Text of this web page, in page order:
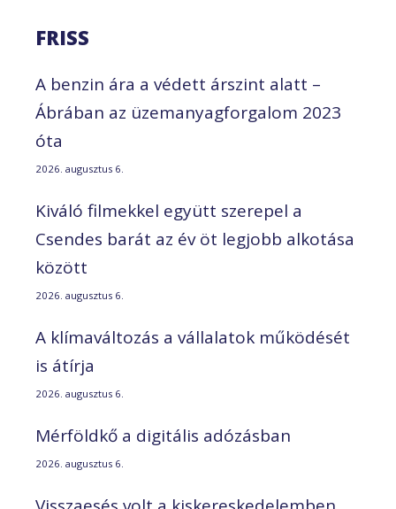
FRISS
A benzin ára a védett árszint alatt –
Ábrában az üzemanyagforgalom 2023
óta
2026. augusztus 6.
Kiváló filmekkel együtt szerepel a
Csendes barát az év öt legjobb alkotása
között
2026. augusztus 6.
A klímaváltozás a vállalatok működését
is átírja
2026. augusztus 6.
Mérföldkő a digitális adózásban
2026. augusztus 6.